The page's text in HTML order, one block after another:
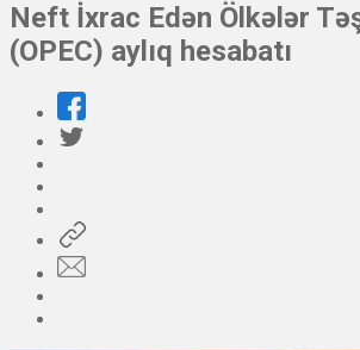
Neft İxrac Edən Ölkələr
(OPEC) aylıq hesabatı